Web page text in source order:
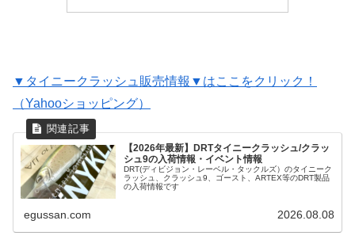
▼タイニークラッシュ販売情報▼はここをクリック！
（Yahooショッピング）
【2026年最新】DRTタイニークラッシュ/クラッ
シュ9の入荷情報・イベント情報
DRT(ディビジョン・レーベル・タックルズ）のタイニーク
ラッシュ、クラッシュ9、ゴースト、ARTEX等のDRT製品
の入荷情報です
egussan.com 2026.08.08